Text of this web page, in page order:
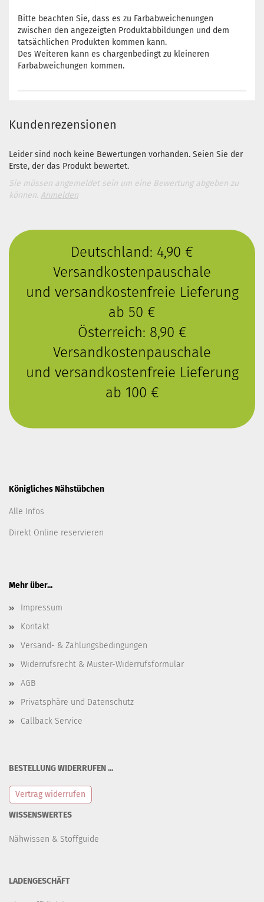
Bitte beachten Sie, dass es zu Farbabweichenungen
zwischen den angezeigten Produktabbildungen und dem
tatsächlichen Produkten kommen kann.
Des Weiteren kann es chargenbedingt zu kleineren
Farbabweichungen kommen.
Kundenrezensionen
Leider sind noch keine Bewertungen vorhanden. Seien Sie der
Erste, der das Produkt bewertet.
Sie müssen angemeldet sein um eine Bewertung abgeben zu
können. Anmelden
Deutschland: 4,90 €
Versandkostenpauschale
und versandkostenfreie Lieferung
ab 50 €
Österreich: 8,90 €
Versandkostenpauschale
und versandkostenfreie Lieferung
ab 100 €
Königliches Nähstübchen
Alle Infos
Direkt Online reservieren
Mehr über...
Impressum
Kontakt
Versand- & Zahlungsbedingungen
Widerrufsrecht & Muster-Widerrufsformular
AGB
Privatsphäre und Datenschutz
Callback Service
BESTELLUNG WIDERRUFEN ...
Vertrag widerrufen
WISSENSWERTES
Nähwissen & Stoffguide
LADENGESCHÄFT